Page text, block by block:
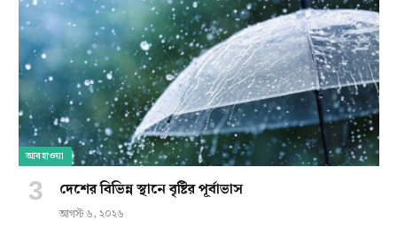
আবহাওয়া
দেশের বিভিন্ন স্থানে বৃষ্টির পূর্বাভাস
আগস্ট ৬, ২০২৬